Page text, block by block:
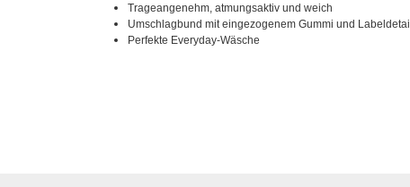
Trageangenehm, atmungsaktiv und weich
Umschlagbund mit eingezogenem Gummi und Labeldetail
Perfekte Everyday-Wäsche